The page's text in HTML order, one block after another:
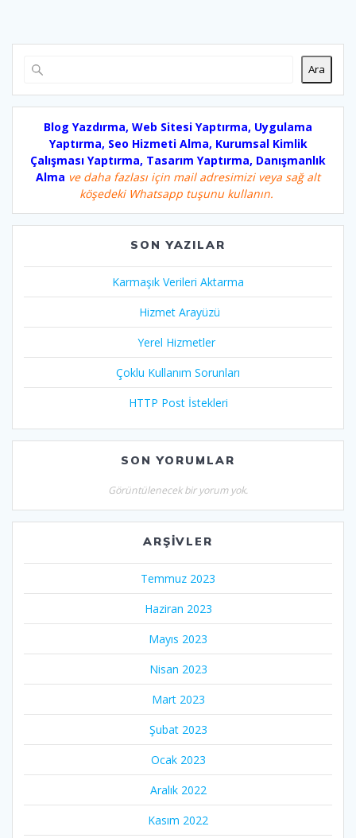
Ara
Blog Yazdırma, Web Sitesi Yaptırma, Uygulama
Yaptırma, Seo Hizmeti Alma, Kurumsal Kimlik
Çalışması Yaptırma, Tasarım Yaptırma, Danışmanlık
Alma ve daha fazlası için mail adresimizi veya sağ alt
köşedeki Whatsapp tuşunu kullanın.
SON YAZILAR
Karmaşık Verileri Aktarma
Hizmet Arayüzü
Yerel Hizmetler
Çoklu Kullanım Sorunları
HTTP Post İstekleri
SON YORUMLAR
Görüntülenecek bir yorum yok.
ARŞIVLER
Temmuz 2023
Haziran 2023
Mayıs 2023
Nisan 2023
Mart 2023
Şubat 2023
Ocak 2023
Aralık 2022
Kasım 2022